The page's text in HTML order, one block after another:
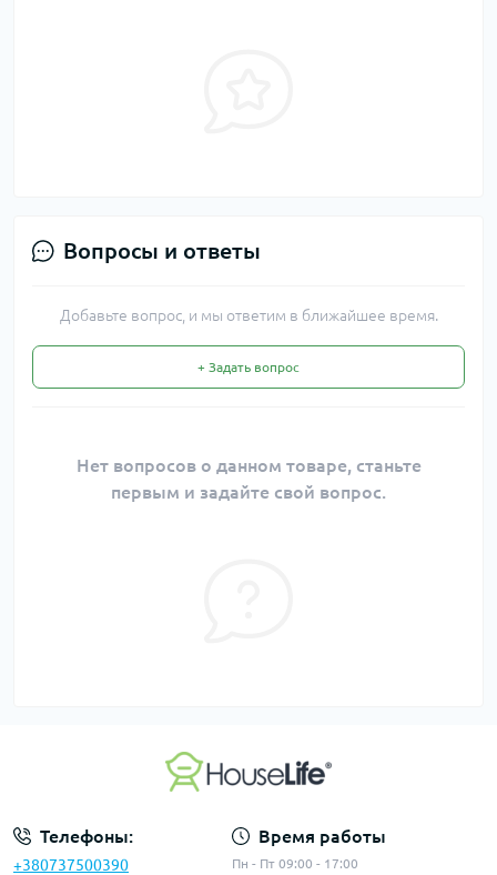
Вопросы и ответы
Добавьте вопрос, и мы ответим в ближайшее время.
+ Задать вопрос
Нет вопросов о данном товаре, станьте
первым и задайте свой вопрос.
Телефоны:
+380737500390
Время работы
Пн - Пт 09:00 - 17:00